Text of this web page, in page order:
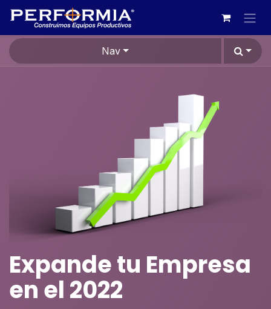
Skip to Content
Nav
Expande tu Empresa
en el 2022